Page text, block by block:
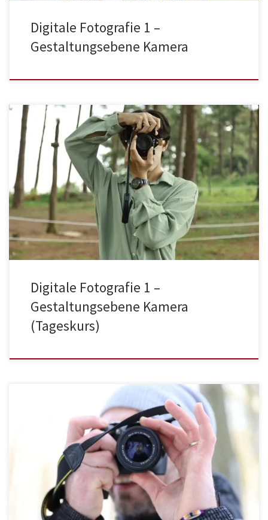
Digitale Fotografie 1 –
Gestaltungsebene Kamera
Digitale Fotografie 1 –
Gestaltungsebene Kamera
(Tageskurs)